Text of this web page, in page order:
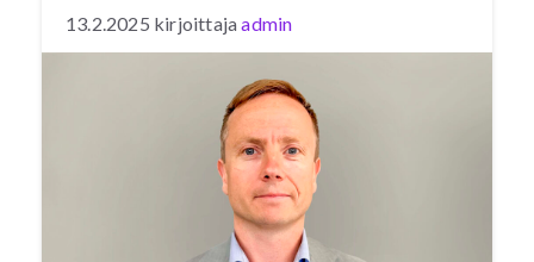
13.2.2025 kirjoittajaadmin
elintarvikemarkkinalakiin muutamia muutoksia,
jotka astuivat voimaan 1.1.2025. Muutokset
tuovat merkittäviä parannuksia lain
täytäntöönpanoon ja ruokaketjun toimijoiden
välisten kaupankäyntikäytäntöjen
läpinäkyvyyteen. Tärkeimmät muutokset
koskevat elintarvikemarkkinavaltuutetun